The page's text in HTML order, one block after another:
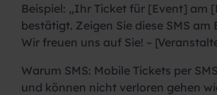
Beispiel: „Ihr Ticket für [Event] am
bestätigt. Zeigen Sie diese SMS am
Wir freuen uns auf Sie! –
Warum SMS: Mobile Tickets per
und können nicht verloren gehen